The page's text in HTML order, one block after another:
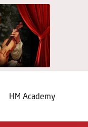
HM Academy